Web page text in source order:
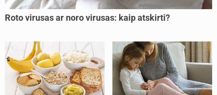
Roto virusas ar noro virusas: kaip atskirti?